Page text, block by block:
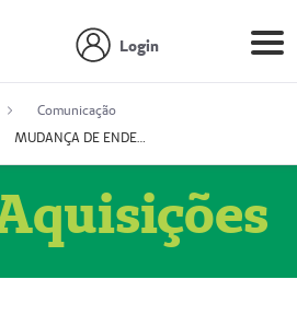
Login
Comunicação
MUDANÇA DE ENDEREÇO - DIAGITAB SERVIÇOS MÉDICOS LTDA (54003267-5)